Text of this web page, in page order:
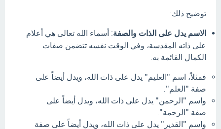
توضيح ذلك:
الاسم يدل على الذات والصفة: أسماء الله تعالى هي أعلام
على ذاته المقدسة، وفي الوقت نفسه تتضمن صفات
الكمال القائمة به.
فمثلاً، اسم "العليم" يدل على ذات الله، ويدل أيضاً على
صفة "العلم".
واسم "الرحمن" يدل على ذات الله، ويدل أيضاً على
صفة "الرحمة".
واسم "القدير" يدل على ذات الله، ويدل أيضاً على صفة